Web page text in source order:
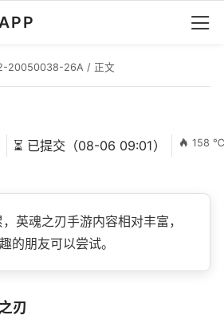
20050038-26A / 正文
⏳ 已提交（08-06 09:01） 158
英魂之刃手游内容相对丰富，
的朋友可以尝试。
刃